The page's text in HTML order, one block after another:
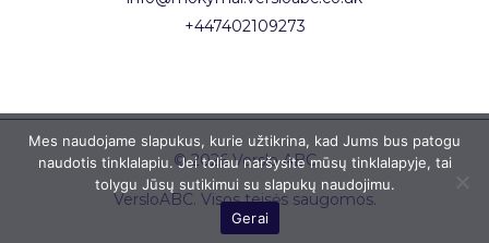
+447402109273
© 2026 Verslo ABC
VersloABC. Visos teisės saugomos.
Mes naudojame slapukus, kurie užtikrina, kad Jums bus patogu
naudotis tinklalapiu. Jei toliau naršysite mūsų tinklalapyje, tai
tolygu Jūsų sutikimui su slapukų naudojimu.
Gerai